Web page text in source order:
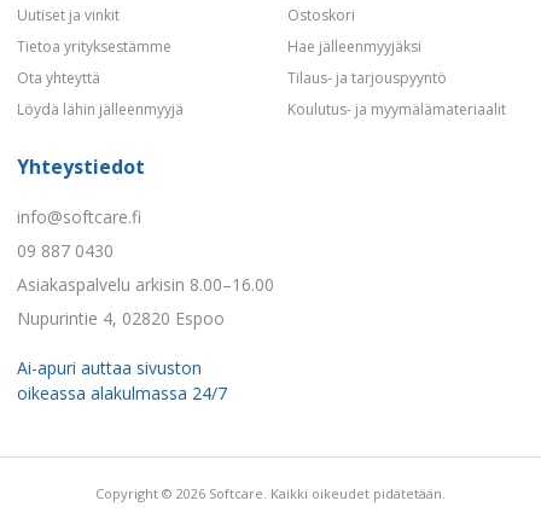
Uutiset ja vinkit
Tietoa yrityksestämme
Ota yhteyttä
Löydä lähin jälleenmyyjä
Ostoskori
Hae jälleenmyyjäksi
Tilaus- ja tarjouspyyntö
Koulutus- ja myymälämateriaalit
Yhteystiedot
info@softcare.fi
09 887 0430
Asiakaspalvelu arkisin 8.00–16.00
Nupurintie 4, 02820 Espoo
Ai-apuri auttaa sivuston
oikeassa alakulmassa 24/7
Copyright © 2026 Softcare. Kaikki oikeudet pidätetään.